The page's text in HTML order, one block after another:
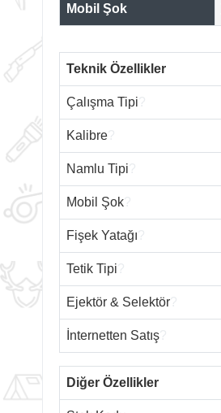
Mobil Şok
Teknik Özellikler
Çalışma Tipi
Kalibre
Namlu Tipi
Mobil Şok
Fişek Yatağı
Tetik Tipi
Ejektör & Selektör
İnternetten Satış
Diğer Özellikler